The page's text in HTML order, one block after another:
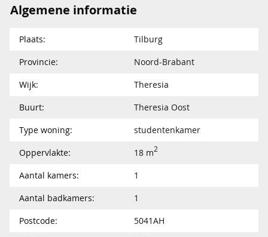
Algemene informatie
Plaats:
Tilburg
Provincie:
Noord-Brabant
Wijk:
Theresia
Buurt:
Theresia Oost
Type woning:
studentenkamer
Oppervlakte:
18 m2
Aantal kamers:
1
Aantal badkamers:
1
Postcode:
5041AH